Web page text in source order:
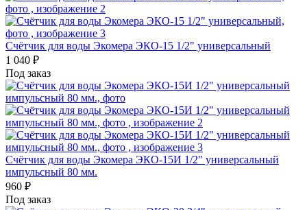
Счётчик для воды Экомера ЭКО-15 1/2" универсальный
1 040 ₽
Под заказ
Счётчик для воды Экомера ЭКО-15И 1/2" универсальный
импульсный 80 мм.
960 ₽
Под заказ